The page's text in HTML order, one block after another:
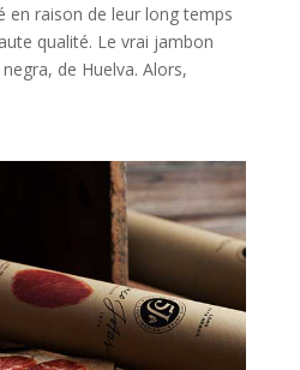
en raison de leur long temps
qualité. Le vrai jambon
de Huelva. Alors,